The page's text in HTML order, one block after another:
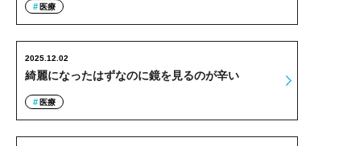
医療
綺麗になったはずなのに鏡を見るのが辛い
2025.12.02
医療